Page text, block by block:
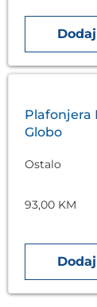
Plafonjera
Globo
Ostalo
93,00 KM